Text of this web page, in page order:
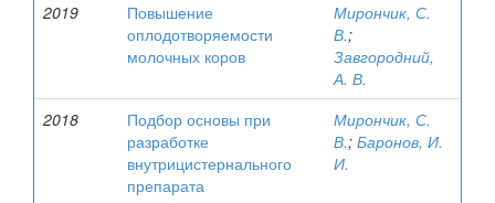
2019
Повышение
оплодотворяемости
молочных коров
Мирончик, С.
В.;
Завгородний,
А. В.
2018
Подбор основы при
разработке
внутрицистернального
препарата
Мирончик, С.
В.; Баронов, И.
И.